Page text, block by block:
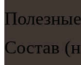
Состав